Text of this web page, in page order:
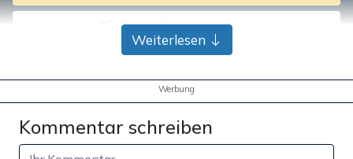
Bank-Überweisung
Weiterlesen
Werbung
Kommentar schreiben